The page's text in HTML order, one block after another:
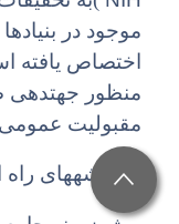
موجود در
اختصاص یافته
منظور
مقبولیت